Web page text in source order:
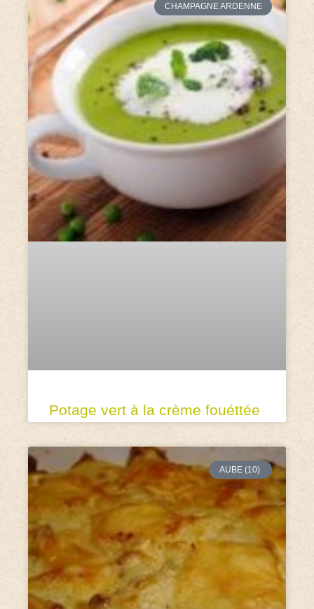
CHAMPAGNE ARDENNE
Potage vert à la crème fouéttée
AUBE (10)